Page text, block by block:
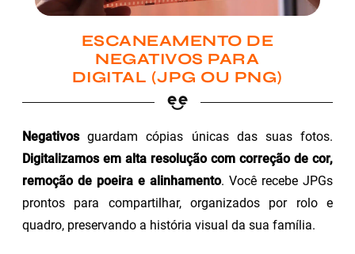
ESCANEAMENTO DE
NEGATIVOS PARA
DIGITAL (JPG OU PNG)
Negativosguardam cópias únicas das suas fotos.
Digitalizamos em alta resolução com correção de cor,
remoção de poeira e alinhamento. Você recebe JPGs
prontos para compartilhar, organizados por rolo e
quadro, preservando a história visual da sua família.